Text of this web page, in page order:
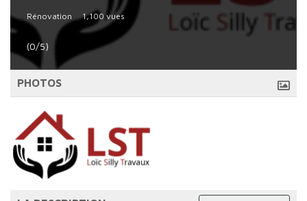
Rénovation 1,100 vues
(0/5)
PHOTOS